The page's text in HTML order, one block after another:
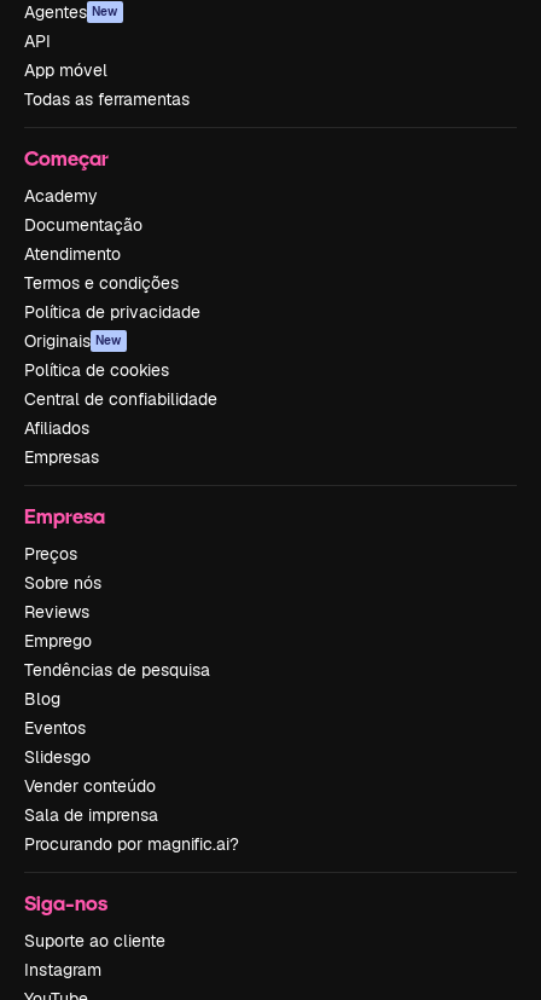
Agentes New
API
App móvel
Todas as ferramentas
Começar
Academy
Documentação
Atendimento
Termos e condições
Política de privacidade
Originais New
Política de cookies
Central de confiabilidade
Afiliados
Empresas
Empresa
Preços
Sobre nós
Reviews
Emprego
Tendências de pesquisa
Blog
Eventos
Slidesgo
Vender conteúdo
Sala de imprensa
Procurando por magnific.ai?
Siga-nos
Suporte ao cliente
Instagram